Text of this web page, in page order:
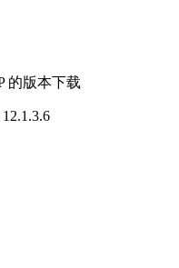
12.1.3.6